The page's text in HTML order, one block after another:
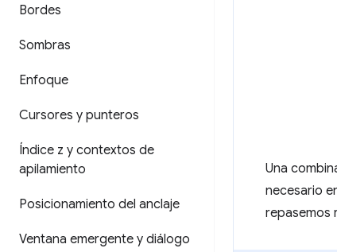
Bordes
Sombras
Enfoque
Cursores y punteros
Índice z y contextos de
apilamiento
Posicionamiento del anclaje
Ventana emergente y diálogo
Una
necesario
repasemos